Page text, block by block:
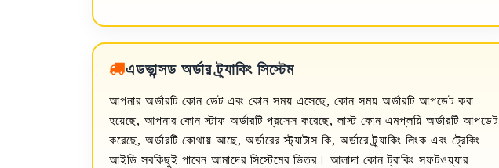
এডভান্সড অর্ডার ট্র্যাকিং সিস্টেম
আপনার অর্ডারটি কোন ডেট এবং কোন সময় এসেছে, কোন সময় অর্ডারটি আপডেট করা
হয়েছে, আপনার কোন স্টাফ অর্ডারটি প্রসেস করেছে, লাস্ট কোন এমপ্লয়ি অর্ডারটি আপডেট
করেছে, অর্ডারটি কোথায় আছে, অর্ডারের স্ট্যাটাস কি, অর্ডারে ট্র্যাকিং লিংক এবং ট্রেকিং
আইডি সবকিছুই পাবেন আমাদের সিস্টেমের ভিতর। আলাদা কোন ট্রাকিং সফটওয়্যার